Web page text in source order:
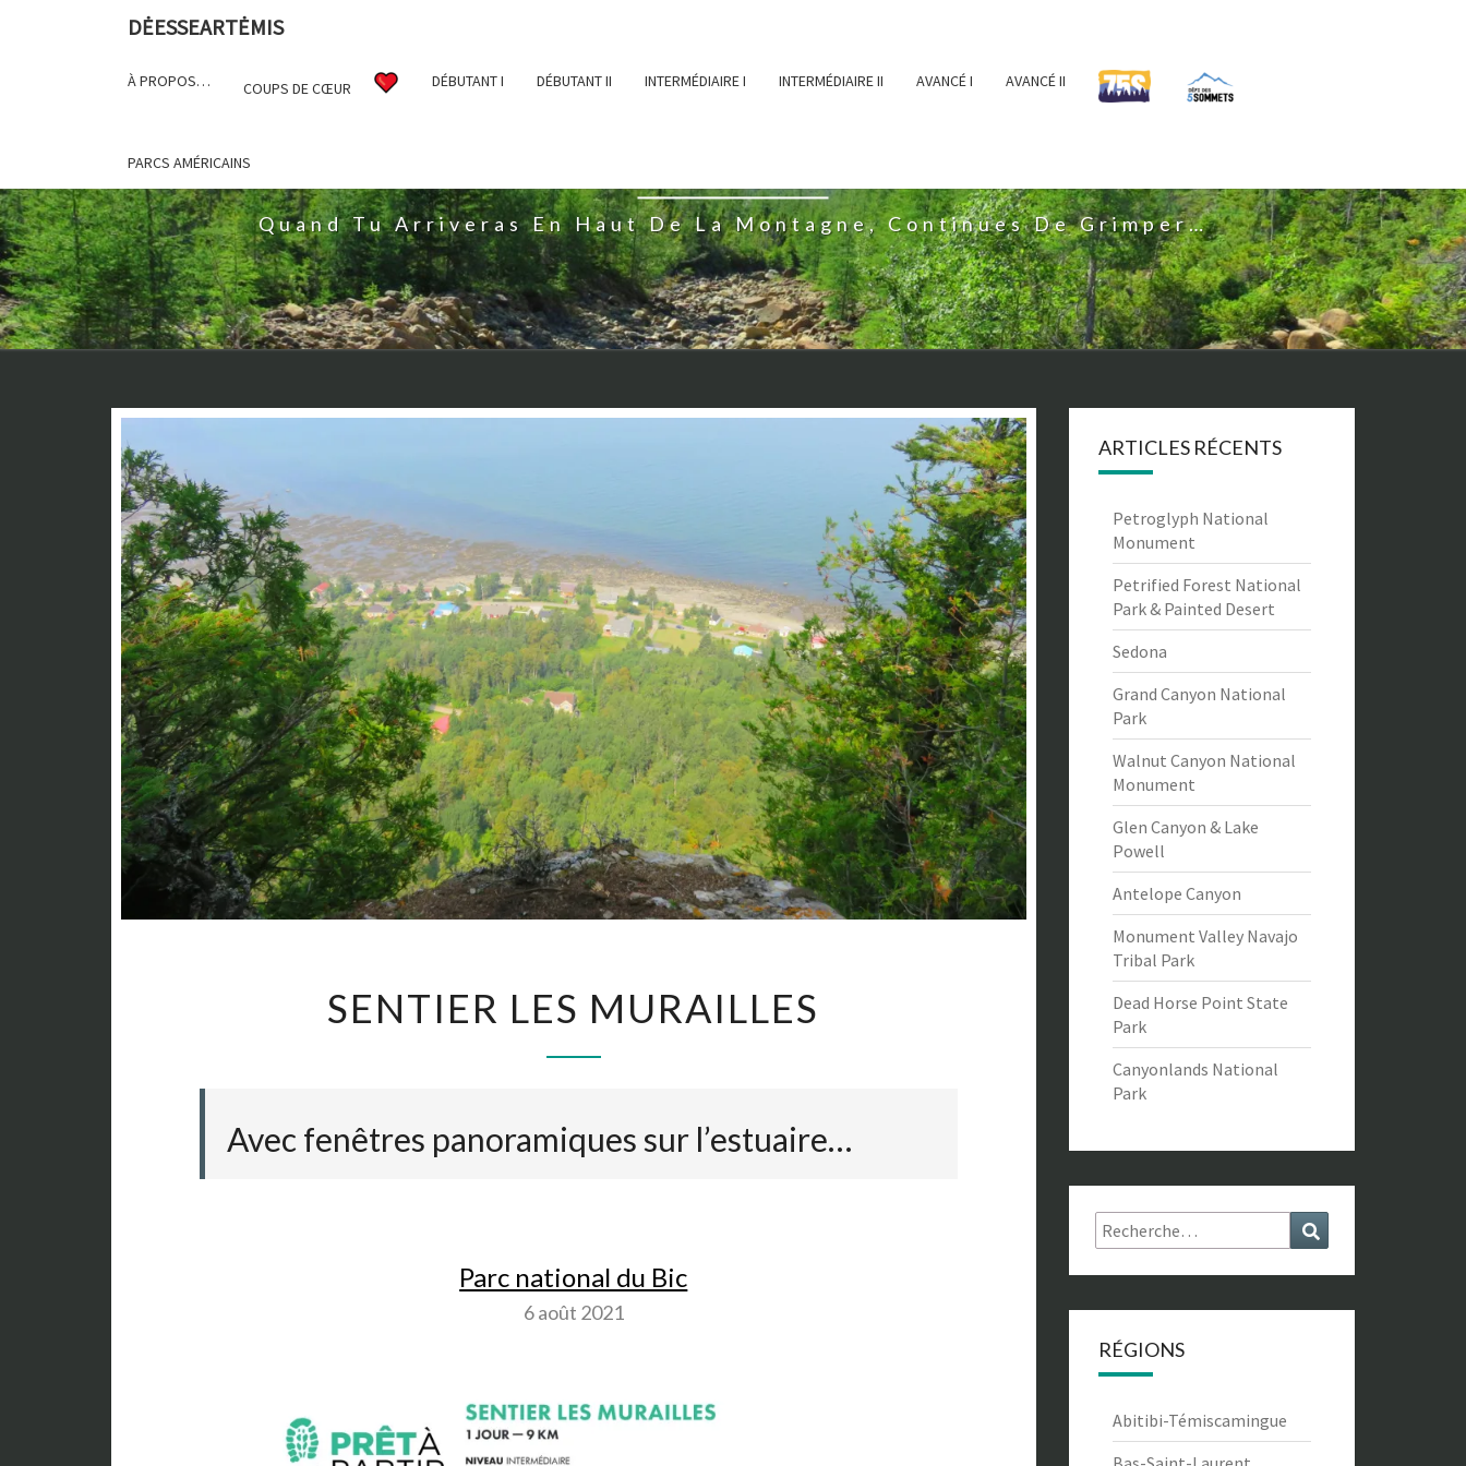
DĖESSEARTĖMIS
À PROPOS… COUPS DE CŒUR DÉBUTANT I DÉBUTANT II INTERMÉDIAIRE I INTERMÉDIAIRE II AVANCÉ I AVANCÉ II
PARCS AMÉRICAINS
Quand Tu Arriveras En Haut De La Montagne, Continues De Grimper…
E
T
R
U
R
L
SENTIER LES MURAILLES
Avec fenêtres panoramiques sur l’estuaire…
Parc national du Bic
6 août 2021
ARTICLES RÉCENTS
Petroglyph National
Monument
Petrified Forest National
Park & Painted Desert
Sedona
Grand Canyon National
Park
Walnut Canyon National
Monument
Glen Canyon & Lake
Powell
Antelope Canyon
Monument Valley Navajo
Tribal Park
Dead Horse Point State
Park
Canyonlands National
Park
Rechercher :
RÉGIONS
Abitibi-Témiscamingue